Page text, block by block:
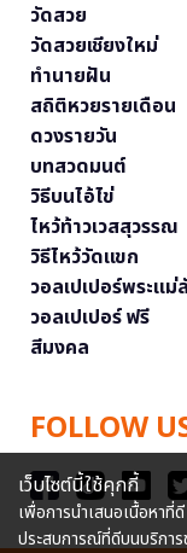
วัดสวย
วัดสวยเชียงใหม่
ทำนายฝัน
สถิติหวยรายเดือน
ดวงรายวัน
บทสวดมนต์
วิธีบนไอ้ไข่
ไหว้ท้าวเวสสุวรรณ
วิธีไหว้วัดแขก
วอลเปเปอร์พระแ
วอลเปเปอร์ ฟรี
สีมงคล
FOLLOW
เว็บไซต์นี้ใช้คุกกี้
เพื่อการนำเสนอเนื้อหา
ประสบการณ์ที่ดีบนบริการ